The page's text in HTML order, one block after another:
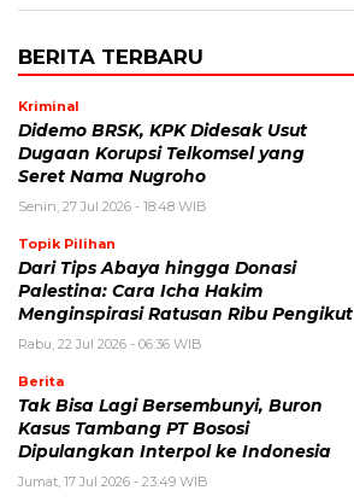
BERITA TERBARU
Kriminal
Didemo BRSK, KPK Didesak Usut
Dugaan Korupsi Telkomsel yang
Seret Nama Nugroho
Senin, 27 Jul 2026 - 18:48 WIB
Topik Pilihan
Dari Tips Abaya hingga Donasi
Palestina: Cara Icha Hakim
Menginspirasi Ratusan Ribu Pengikut
Rabu, 22 Jul 2026 - 06:36 WIB
Berita
Tak Bisa Lagi Bersembunyi, Buron
Kasus Tambang PT Bososi
Dipulangkan Interpol ke Indonesia
Jumat, 17 Jul 2026 - 23:49 WIB